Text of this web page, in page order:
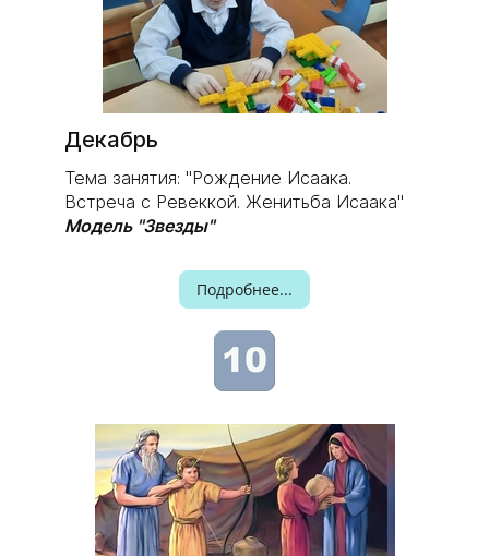
Декабрь
Тема занятия: "Рождение Исаака.
Встреча с Ревеккой. Женитьба Исаака"
Модель "Звезды"
Подробнее...